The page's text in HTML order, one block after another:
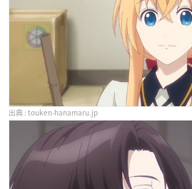
touken-hanamaru.jp